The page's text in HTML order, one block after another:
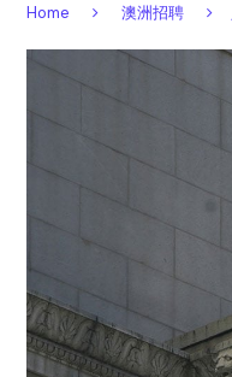
Home 澳洲招聘